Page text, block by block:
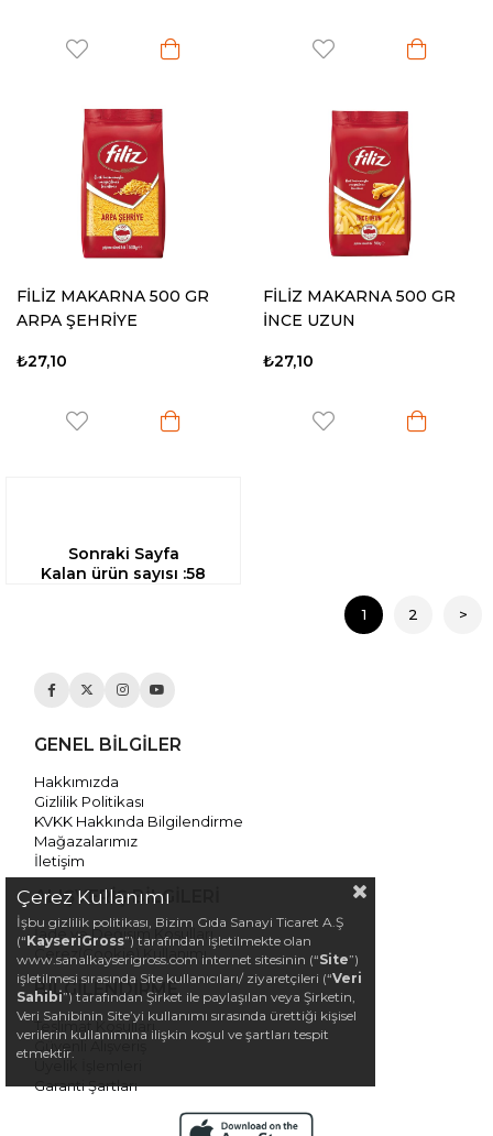
FİLİZ MAKARNA 500 GR
ARPA ŞEHRİYE
₺27,10
FİLİZ MAKARNA 500 GR
İNCE UZUN
₺27,10
Sonraki Sayfa
Kalan ürün sayısı :58
1 2 >
GENEL BİLGİLER
Hakkımızda
Gizlilik Politikası
KVKK Hakkında Bilgilendirme
Mağazalarımız
İletişim
ALIŞVERİŞ BİLGİLERİ
İade ve Değişim Koşulları
Çerez(Cookie) Kullanımı
BİLGİLENDİRME
Teslimat Koşulları
Güvenli Alışveriş
Garanti Şartları
Çerez Kullanımı
İşbu gizlilik politikası, Bizim Gıda Sanayi Ticaret A.Ş
(“KayseriGross”) tarafından işletilmekte olan
www.sanalkayserigross.com internet sitesinin (“Site”)
işletilmesi sırasında Site kullanıcıları/ ziyaretçileri (“Veri
Sahibi”) tarafından Şirket ile paylaşılan veya Şirketin,
Veri Sahibinin Site’yi kullanımı sırasında ürettiği kişisel
verilerin kullanımına ilişkin koşul ve şartları tespit
etmektir.